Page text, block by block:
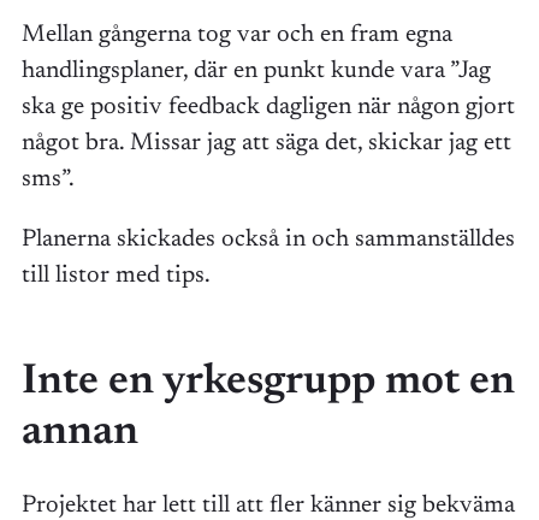
Mellan gångerna tog var och en fram egna
handlingsplaner, där en punkt kunde vara ”Jag
ska ge positiv feedback dagligen när någon gjort
något bra. Missar jag att säga det, skickar jag ett
sms”.
Planerna skickades också in och sammanställdes
till listor med tips.
Inte en yrkesgrupp mot en
annan
Projektet har lett till att fler känner sig bekväma